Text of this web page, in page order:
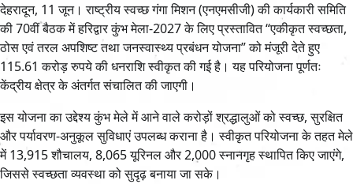
देहरादून, 11 जून। राष्ट्रीय स्वच्छ गंगा मिशन (एनएमसीजी) की कार्यकारी समिति
की 70वीं बैठक में हरिद्वार कुंभ मेला-2027 के लिए प्रस्तावित “एकीकृत स्वच्छता,
ठोस एवं तरल अपशिष्ट तथा जनस्वास्थ्य प्रबंधन योजना” को मंजूरी देते हुए
115.61 करोड़ रुपये की धनराशि स्वीकृत की गई है। यह परियोजना पूर्णतः
केंद्रीय क्षेत्र के अंतर्गत संचालित की जाएगी।
इस योजना का उद्देश्य कुंभ मेले में आने वाले करोड़ों श्रद्धालुओं को स्वच्छ, सुरक्षित
और पर्यावरण-अनुकूल सुविधाएं उपलब्ध कराना है। स्वीकृत परियोजना के तहत मेले
में 13,915 शौचालय, 8,065 यूरिनल और 2,000 स्नानगृह स्थापित किए जाएंगे,
जिससे स्वच्छता व्यवस्था को सुदृढ़ बनाया जा सके।